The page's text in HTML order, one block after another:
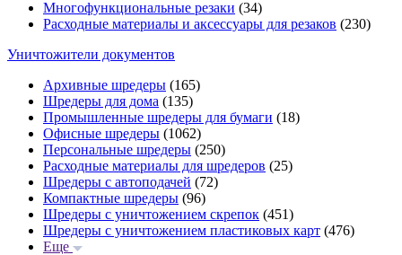
Многофункциональные резаки (34)
Расходные материалы и аксессуары для резаков (230)
Уничтожители документов
Архивные шредеры (165)
Шредеры для дома (135)
Промышленные шредеры для бумаги (18)
Офисные шредеры (1062)
Персональные шредеры (250)
Расходные материалы для шредеров (25)
Шредеры с автоподачей (72)
Компактные шредеры (96)
Шредеры с уничтожением скрепок (451)
Шредеры с уничтожением пластиковых карт (476)
Еще